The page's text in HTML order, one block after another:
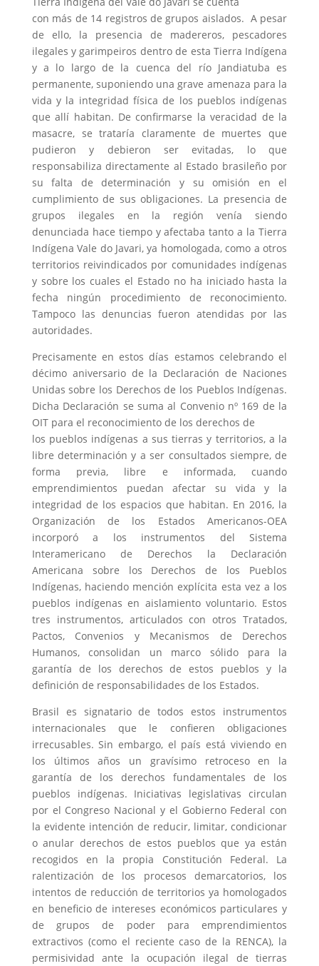
con más de 14 registros de grupos aislados. A pesar
de ello, la presencia de madereros, pescadores
ilegales y garimpeiros dentro de esta Tierra Indígena
y a lo largo de la cuenca del río Jandiatuba es
permanente, suponiendo una grave amenaza para la
vida y la integridad física de los pueblos indígenas
que allí habitan. De confirmarse la veracidad de la
masacre, se trataría claramente de muertes que
pudieron y debieron ser evitadas, lo que
responsabiliza directamente al Estado brasileño por
su falta de determinación y su omisión en el
cumplimiento de sus obligaciones. La presencia de
grupos ilegales en la región venía siendo
denunciada hace tiempo y afectaba tanto a la Tierra
Indígena Vale do Javari, ya homologada, como a otros
territorios reivindicados por comunidades indígenas
y sobre los cuales el Estado no ha iniciado hasta la
fecha ningún procedimiento de reconocimiento.
Tampoco las denuncias fueron atendidas por las
autoridades.
Precisamente en estos días estamos celebrando el
décimo aniversario de la Declaración de Naciones
Unidas sobre los Derechos de los Pueblos Indígenas.
Dicha Declaración se suma al Convenio nº 169 de la
OIT para el reconocimiento de los derechos de
los pueblos indígenas a sus tierras y territorios, a la
libre determinación y a ser consultados siempre, de
forma previa, libre e informada, cuando
emprendimientos puedan afectar su vida y la
integridad de los espacios que habitan. En 2016, la
Organización de los Estados Americanos-OEA
incorporó a los instrumentos del Sistema
Interamericano de Derechos la Declaración
Americana sobre los Derechos de los Pueblos
Indígenas, haciendo mención explícita esta vez a los
pueblos indígenas en aislamiento voluntario. Estos
tres instrumentos, articulados con otros Tratados,
Pactos, Convenios y Mecanismos de Derechos
Humanos, consolidan un marco sólido para la
garantía de los derechos de estos pueblos y la
definición de responsabilidades de los Estados.
Brasil es signatario de todos estos instrumentos
internacionales que le confieren obligaciones
irrecusables. Sin embargo, el país está viviendo en
los últimos años un gravísimo retroceso en la
garantía de los derechos fundamentales de los
pueblos indígenas. Iniciativas legislativas circulan
por el Congreso Nacional y el Gobierno Federal con
la evidente intención de reducir, limitar, condicionar
o anular derechos de estos pueblos que ya están
recogidos en la propia Constitución Federal. La
ralentización de los procesos demarcatorios, los
intentos de reducción de territorios ya homologados
en beneficio de intereses económicos particulares y
de grupos de poder para emprendimientos
extractivos (como el reciente caso de la RENCA), la
permisividad ante la ocupación ilegal de tierras